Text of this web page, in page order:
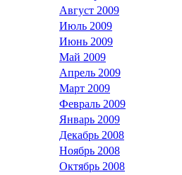
Август 2009
Июль 2009
Июнь 2009
Май 2009
Апрель 2009
Март 2009
Февраль 2009
Январь 2009
Декабрь 2008
Ноябрь 2008
Октябрь 2008